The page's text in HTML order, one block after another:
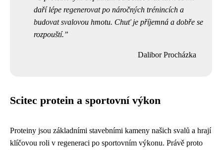
daří lépe regenerovat po náročných trénincích a
budovat svalovou hmotu. Chuť je příjemná a dobře se
rozpouští.
Dalibor Procházka
Scitec protein a sportovní výkon
Proteiny jsou základními stavebními kameny našich svalů a hrají
klíčovou roli v regeneraci po sportovním výkonu. Právě proto